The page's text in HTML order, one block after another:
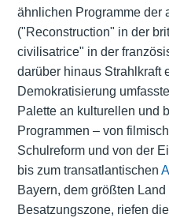
ähnlichen Programme der
("Reconstruction" in der
civilisatrice" in der
darüber hinaus Strahlkraft
Demokratisierung
Palette an kulturellen und
Programmen – von
Schulreform und von der
bis zum transatlantischen
Bayern, dem größten
Besatzungszone, riefen